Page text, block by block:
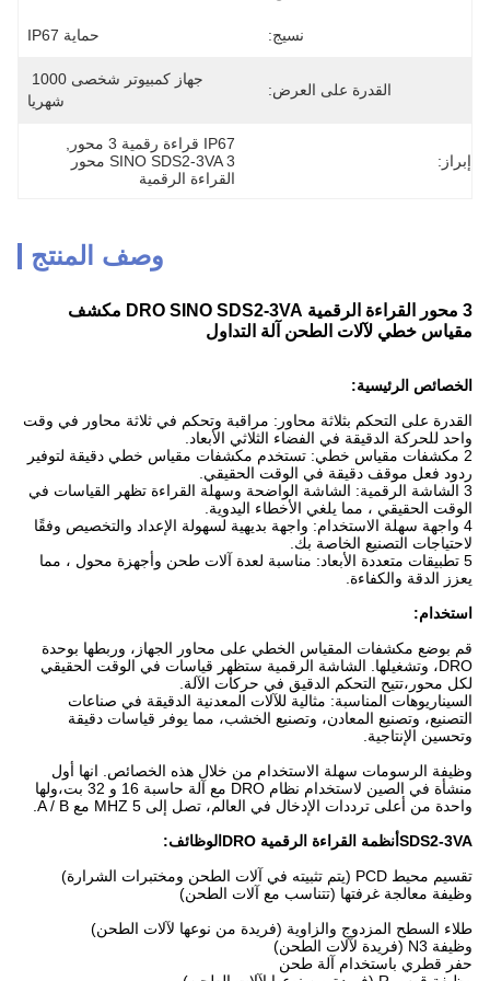
نسيج: حماية IP67
القدرة على العرض:
شهريا
إبراز:
IP67 قراءة رقمية 3 محور
القراءة الرقمية
وصف المنتج
3 محور القراءة الرقمية DRO SINO SDS2-3VA مكشف
مقياس خطي لآلات الطحن آلة التداول
الخصائص الرئيسية:
القدرة على التحكم بثلاثة محاور: مراقبة وتحكم في ثلاثة محاور في وقت
واحد للحركة الدقيقة في الفضاء الثلاثي الأبعاد.
2 مكشفات مقياس خطي: تستخدم مكشفات مقياس خطي دقيقة لتوفير
ردود فعل موقف دقيقة في الوقت الحقيقي.
3 الشاشة الرقمية: الشاشة الواضحة وسهلة القراءة تظهر القياسات في
الوقت الحقيقي ، مما يلغي الأخطاء اليدوية.
4 واجهة سهلة الاستخدام: واجهة بديهية لسهولة الإعداد والتخصيص وفقًا
لاحتياجات التصنيع الخاصة بك.
5 تطبيقات متعددة الأبعاد: مناسبة لعدة آلات طحن وأجهزة محول ، مما
يعزز الدقة والكفاءة.
استخدام:
قم بوضع مكشفات المقياس الخطي على محاور الجهاز، وربطها بوحدة
DRO، وتشغيلها. الشاشة الرقمية ستظهر قياسات في الوقت الحقيقي
لكل محور،تتيح التحكم الدقيق في حركات الآلة.
السيناريوهات المناسبة: مثالية للآلات المعدنية الدقيقة في صناعات
التصنيع، وتصنيع المعادن، وتصنيع الخشب، مما يوفر قياسات دقيقة
وتحسين الإنتاجية.
وظيفة الرسومات سهلة الاستخدام من خلال هذه الخصائص. انها أول
منشأة في الصين لاستخدام نظام DRO مع آلة حاسبة 16 و 32 بت،ولها
واحدة من أعلى ترددات الإدخال في العالم، تصل إلى 5 MHZ مع A / B.
SDS2-3VA أنظمة القراءة الرقمية DRO
الوظائف:
تقسيم محيط PCD (يتم تثبيته في آلات الطحن ومختبرات الشرارة)
وظيفة معالجة غرفتها (تتناسب مع آلات الطحن)
طلاء السطح المزدوج والزاوية (فريدة من نوعها لآلات الطحن)
وظيفة N3 (فريدة لآلات الطحن)
حفر قطري باستخدام آلة طحن